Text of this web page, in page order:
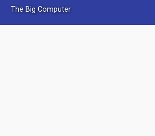
The Big Computer